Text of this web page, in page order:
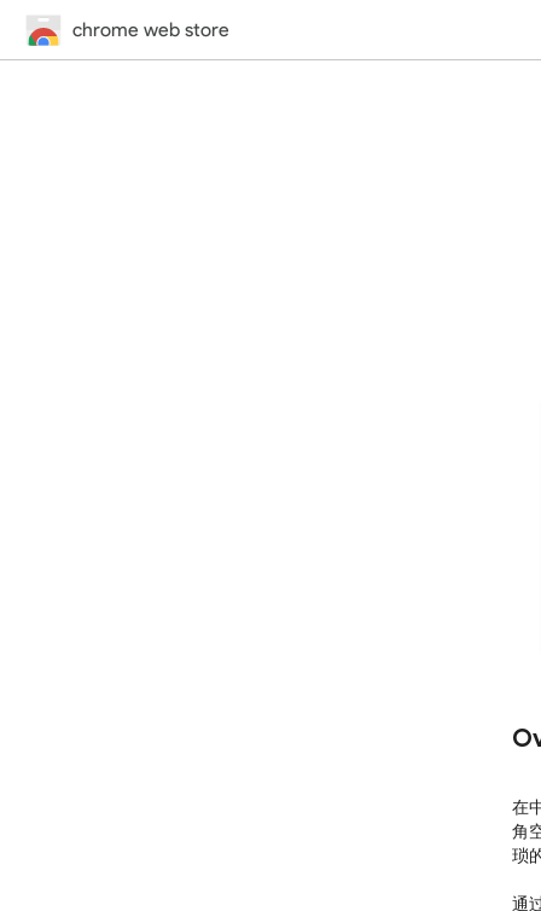
chrome web store
在
角
琐
通